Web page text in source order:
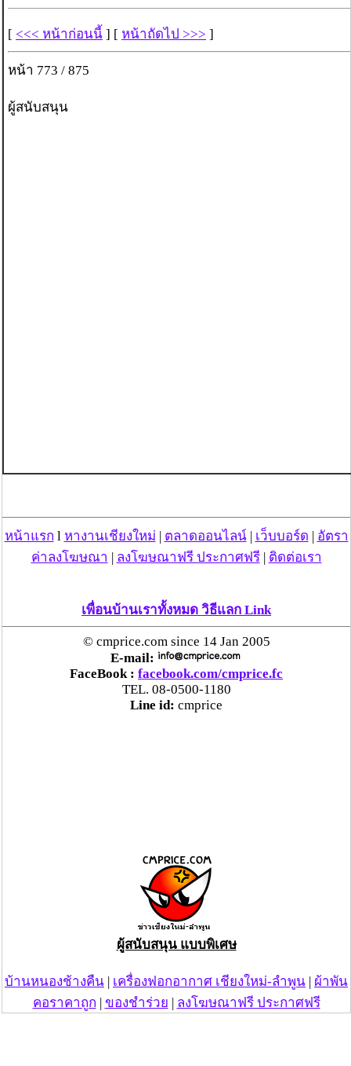
[ <<< หน้าก่อนนี้ ] [ หน้าถัดไป >>> ]
หน้า 773 / 875
ผู้สนับสนุน
หน้าแรก l หางานเชียงใหม่ | ตลาดออนไลน์| เว็บบอร์ด | อัตรา
ค่าลงโฆษณา | ลงโฆษณาฟรี ประกาศฟรี| ติดต่อเรา
เพื่อนบ้านเราทั้งหมด วิธีแลก Link
© cmprice.com since 14 Jan 2005
E-mail:
FaceBook : facebook.com/cmprice.fc
TEL. 08-0500-1180
Line id: cmprice
ผู้สนับสนุน แบบพิเศษ
บ้านหนองช้างคืน | เครื่องฟอกอากาศ เชียงใหม่-ลำพูน | ผ้าพัน
คอราคาถูก | ของชำร่วย | ลงโฆษณาฟรี ประกาศฟรี